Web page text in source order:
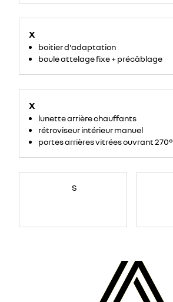
X
boitier d'adaptation
boule attelage fixe + précâblage
X
lunette arrière chauffants
rétroviseur intérieur manuel
portes arrières vitrées ouvrant 270°
S